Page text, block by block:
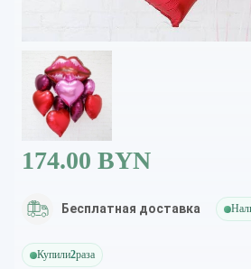
174.00 BYN
Бесплатная доставка
Купили2раза